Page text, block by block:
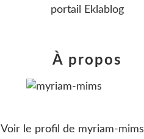
portail Eklablog
À propos
Voir le profil de myriam-mims